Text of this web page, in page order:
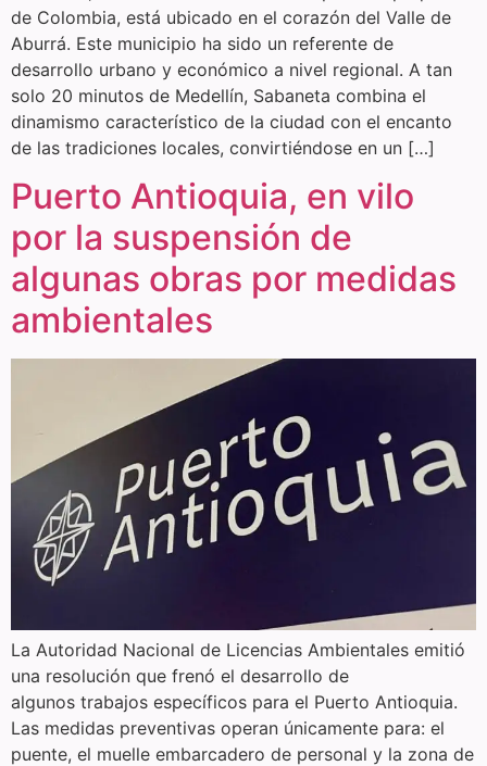
de Colombia, está ubicado en el corazón del Valle de
Aburrá. Este municipio ha sido un referente de
desarrollo urbano y económico a nivel regional. A tan
solo 20 minutos de Medellín, Sabaneta combina el
dinamismo característico de la ciudad con el encanto
de las tradiciones locales, convirtiéndose en un […]
Puerto Antioquia, en vilo
por la suspensión de
algunas obras por medidas
ambientales
La Autoridad Nacional de Licencias Ambientales emitió
una resolución que frenó el desarrollo de
algunos trabajos específicos para el Puerto Antioquia.
Las medidas preventivas operan únicamente para: el
puente, el muelle embarcadero de personal y la zona de